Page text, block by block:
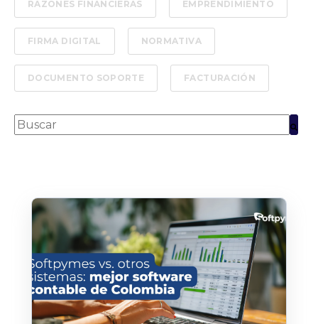
RAZONES FINANCIERAS EMPRENDIMIENTO
FIRMA DIGITAL NORMATIVA
DOCUMENTO SOPORTE FACTURACIÓN
Esto es un campo de búsqueda con una función de